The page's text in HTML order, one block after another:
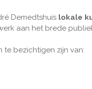
Demedtshuis lokale
aan het brede
te bezichtigen zijn van: